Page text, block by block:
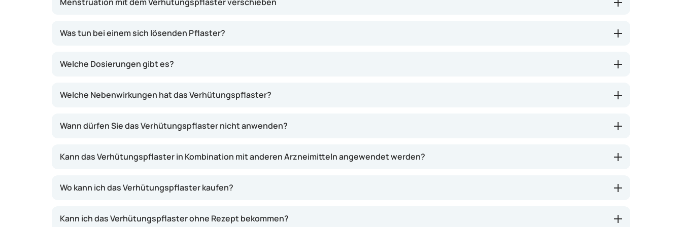
Was tun bei einem sich lösenden Pflaster?
Welche Dosierungen gibt es?
Welche Nebenwirkungen hat das Verhütungspflaster?
Wann dürfen Sie das Verhütungspflaster nicht anwenden?
Kann das Verhütungspflaster in Kombination mit anderen Arzneimitteln angewendet werden?
Wo kann ich das Verhütungspflaster kaufen?
Kann ich das Verhütungspflaster ohne Rezept bekommen?